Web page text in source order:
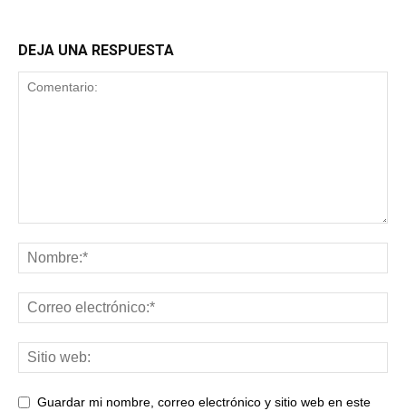
DEJA UNA RESPUESTA
Guardar mi nombre, correo electrónico y sitio web en este